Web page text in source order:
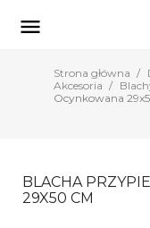

Strona główna
Akcesoria
Ocynkowana
BLACHA
29X50 CM